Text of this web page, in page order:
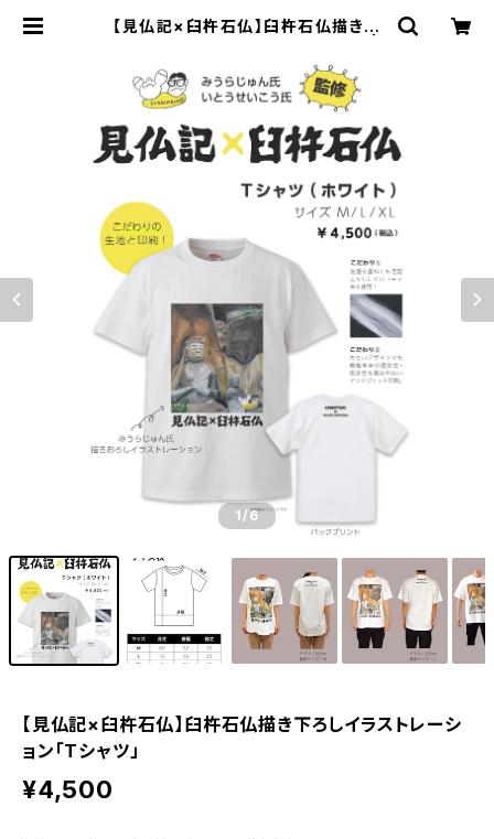
【見仏記×臼杵石仏】臼杵石仏描き下
臼杵市観光協会Online Shop
1 /6
【見仏記×臼杵石仏】臼杵石仏描き下ろしイラストレーシ
ョン「Tシャツ」
¥4,500